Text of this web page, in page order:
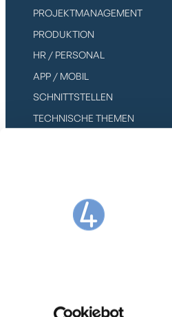
PROJEKTMANAGEMENT
PRODUKTION
HR / PERSONAL
APP / MOBIL
SCHNITTSTELLEN
TECHNISCHE THEMEN